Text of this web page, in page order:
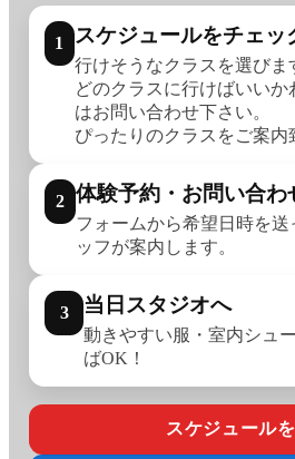
1 スケジュールをチェッ
行けそうなクラスを選びま
どのクラスに行けばいい
はお問い合わせ下さい。
ぴったりのクラスをご案内
2 体験予約・お問い合わ
フォームから希望日時を送
ッフが案内します。
3 当日スタジオへ
動きやすい服・室内シュ
ばOK！
スケジュール